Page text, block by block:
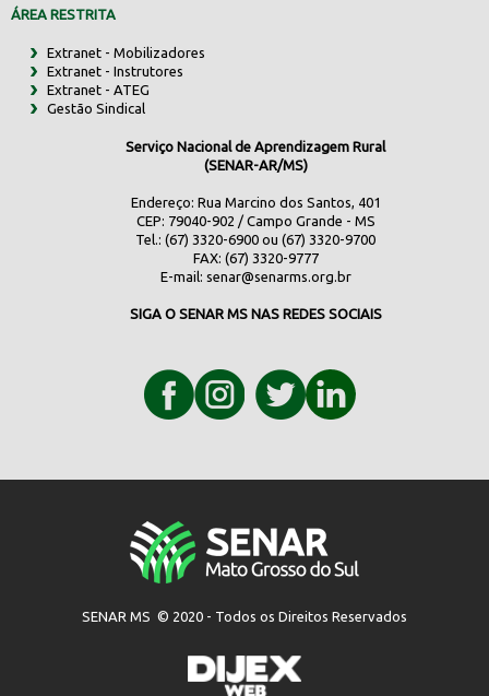
ÁREA RESTRITA
Extranet - Mobilizadores
Extranet - Instrutores
Extranet - ATEG
Gestão Sindical
Serviço Nacional de Aprendizagem Rural
(SENAR-AR/MS)
Endereço: Rua Marcino dos Santos, 401
CEP: 79040-902 / Campo Grande - MS
Tel.: (67) 3320-6900 ou (67) 3320-9700
FAX: (67) 3320-9777
E-mail: senar@senarms.org.br
SIGA O SENAR MS NAS REDES SOCIAIS
SENAR MS © 2020 - Todos os Direitos Reservados